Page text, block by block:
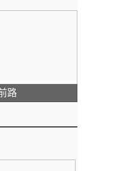
路